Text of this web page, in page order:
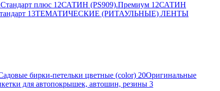
плюс 12САТИН (PS909).Премиум 12САТИН
13ТЕМАТИЧЕСКИЕ (РИТАУЛЬНЫЕ) ЛЕНТЫ
бирки-петельки цветные (color) 20Оригинальные
для автопокрышек, автошин, резины 3